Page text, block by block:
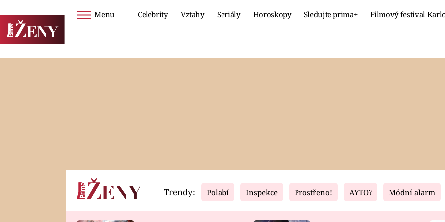
Menu Celebrity Vztahy Seriály Horoskopy Sledujte prima+ Filmový festival
Horoskopy Video Fresh Living
Trendy: Polabí Inspekce Prostřeno! AYTO? Módní alarm